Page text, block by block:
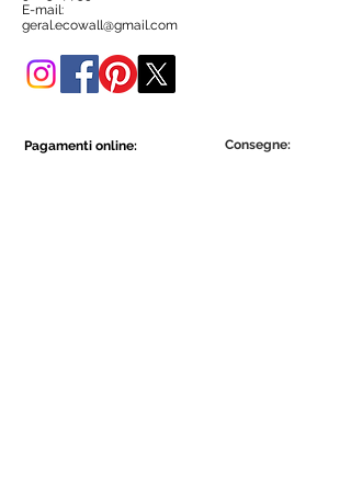
negozio online.
E-mail:
geral.ecowall@gmail.com
Pagamenti online: Consegne: